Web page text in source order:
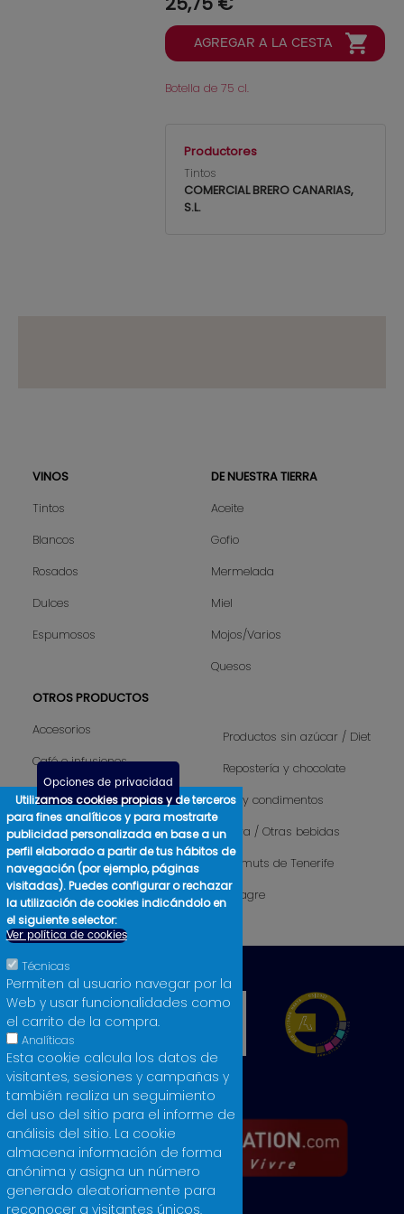
Botella de 75 cl.
Productores
Tintos
COMERCIAL BRERO CANARIAS,
S.L.
Sitemap
VINOS
Tintos
Blancos
Rosados
Dulces
Espumosos
DE NUESTRA TIERRA
Aceite
Gofio
Mermelada
Miel
Mojos/Varios
Quesos
OTROS PRODUCTOS
Accesorios
Café e infusiones
Camisetas hombre
Camisetas mujer
Cosmética
Libros
Licores
Productos sin azúcar / Diet
Repostería y chocolate
Sal y condimentos
Sidra / Otras bebidas
Vermuts de Tenerife
Vinagre
Opciones de privacidad
Utilizamos cookies propias y de terceros
para fines analíticos y para mostrarte
publicidad personalizada en base a un
perfil elaborado a partir de tus hábitos de
navegación (por ejemplo, páginas
visitadas). Puedes configurar o rechazar
la utilización de cookies indicándolo en
el siguiente selector:
Ver política de cookies
Técnicas
Permiten al usuario navegar por la
Web y usar funcionalidades como
el carrito de la compra.
Analíticas
Esta cookie calcula los datos de
visitantes, sesiones y campañas y
también realiza un seguimiento
del uso del sitio para el informe de
análisis del sitio. La cookie
almacena información de forma
anónima y asigna un número
generado aleatoriamente para
reconocer a visitantes únicos.